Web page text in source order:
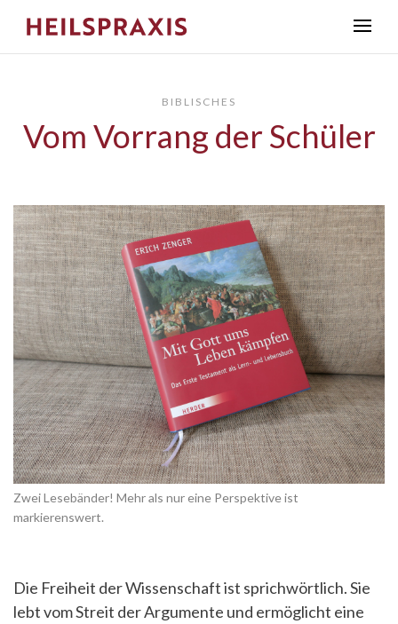
BIBLISCHES
Vom Vorrang der Schüler
Zwei Lesebänder! Mehr als nur eine Perspektive ist
markierenswert.
Die Freiheit der Wissenschaft ist sprichwörtlich. Sie
lebt vom Streit der Argumente und ermöglicht eine